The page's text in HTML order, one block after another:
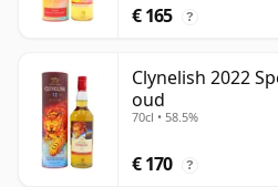
€ 165 ?
Clynelish 2022
oud
70cl • 58.5%
€ 170 ?